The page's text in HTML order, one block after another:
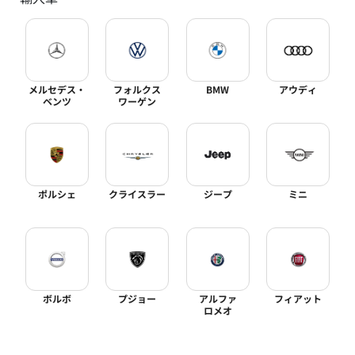
メルセデス・
ベンツ
フォルクス
ワーゲン
BMW アウディ
ポルシェ クライスラー ジープ ミニ
ボルボ プジョー
アルファ
ロメオ
フィアット